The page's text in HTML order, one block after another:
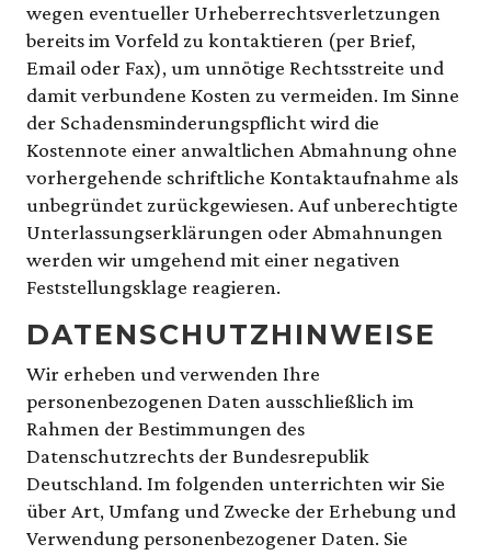
wegen eventueller Urheberrechtsverletzungen
bereits im Vorfeld zu kontaktieren (per Brief,
Email oder Fax), um unnötige Rechtsstreite und
damit verbundene Kosten zu vermeiden. Im Sinne
der Schadensminderungspflicht wird die
Kostennote einer anwaltlichen Abmahnung ohne
vorhergehende schriftliche Kontaktaufnahme als
unbegründet zurückgewiesen. Auf unberechtigte
Unterlassungserklärungen oder Abmahnungen
werden wir umgehend mit einer negativen
Feststellungsklage reagieren.
DATENSCHUTZHINWEISE
Wir erheben und verwenden Ihre
personenbezogenen Daten ausschließlich im
Rahmen der Bestimmungen des
Datenschutzrechts der Bundesrepublik
Deutschland. Im folgenden unterrichten wir Sie
über Art, Umfang und Zwecke der Erhebung und
Verwendung personenbezogener Daten. Sie